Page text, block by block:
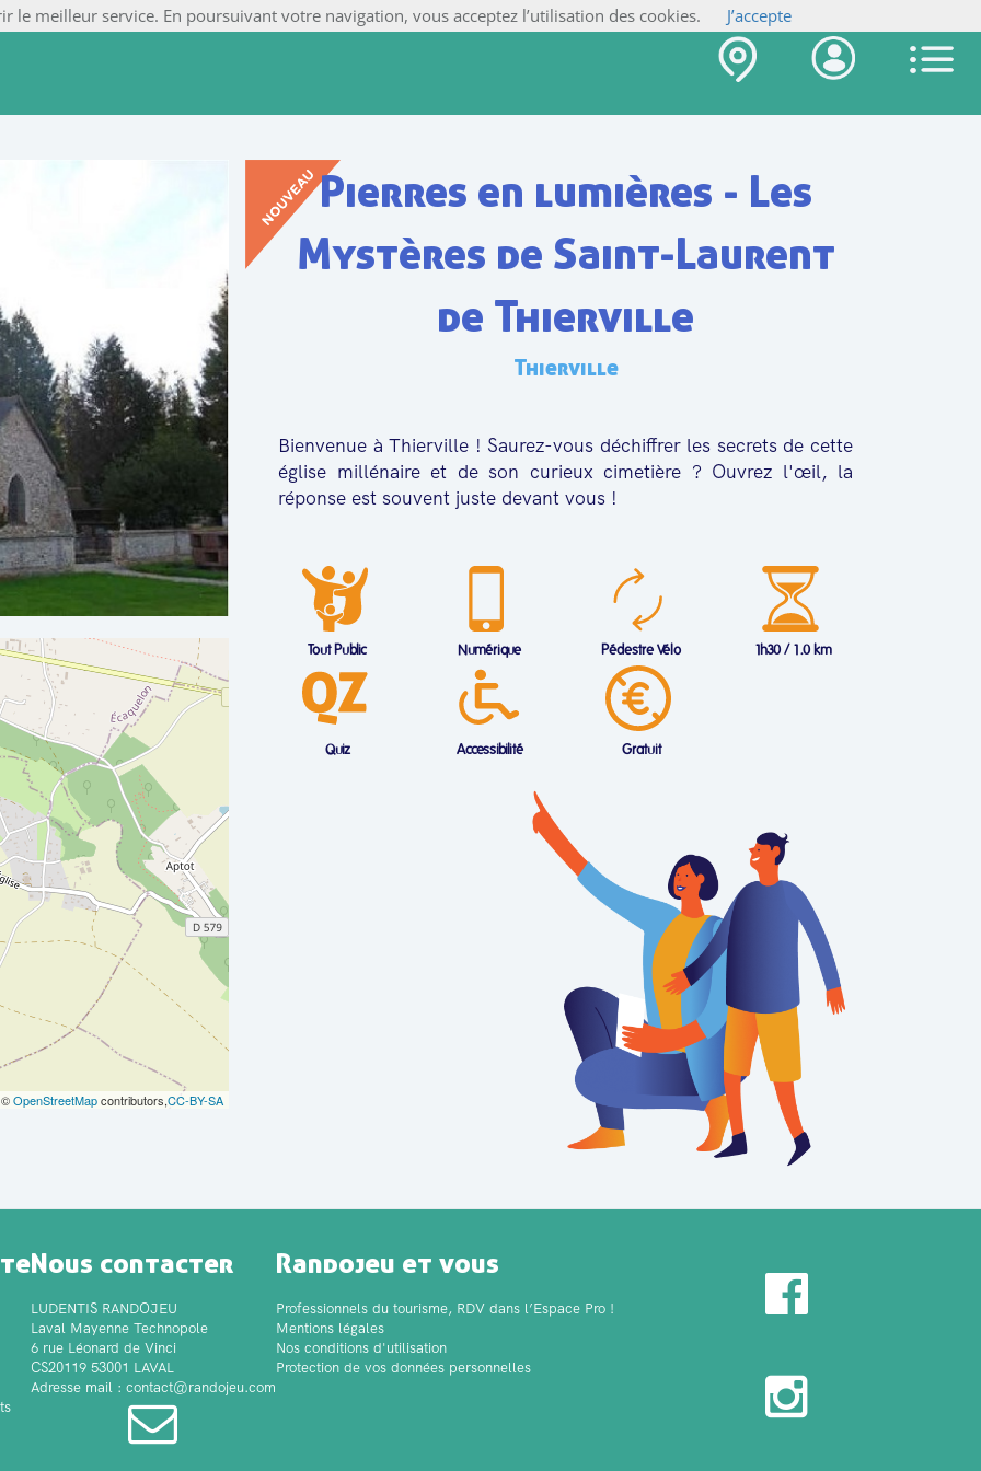
©OpenStreetMapcontributors,CC-BY-SA
Pierres en lumières - Les
Mystères de Saint-Laurent
de Thierville
Thierville
Bienvenue à Thierville ! Saurez-vous déchiffrer les secrets de cette
église millénaire et de son curieux cimetière ? Ouvrez l'œil, la
réponse est souvent juste devant vous !
Tout Public Numérique Pédestre Vélo 1h30 / 1.0 km
Quiz Accessibilité Gratuit
Nous contacter
LUDENTIS RANDOJEU
Laval Mayenne Technopole
6 rue Léonard de Vinci
CS20119 53001 LAVAL
Adresse mail : contact@randojeu.com
Randojeu et vous
Professionnels du tourisme, RDV dans l’Espace Pro !
Mentions légales
Nos conditions d'utilisation
Protection de vos données personnelles
le meilleur service. En poursuivant votre navigation, vous acceptez l’utilisation des cookies. J’accepte